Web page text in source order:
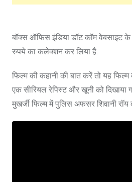
बॉक्स ऑफिस इंडिया डॉट कॉम वेबसाइट के
रुपये का कलेक्शन कर लिया है.
फिल्म की कहानी की बात करें तो यह
एक सीरियल रेपिस्ट और खूनी को दिखाया
मुखर्जी फिल्म में पुलिस अफसर शिवानी रॉय